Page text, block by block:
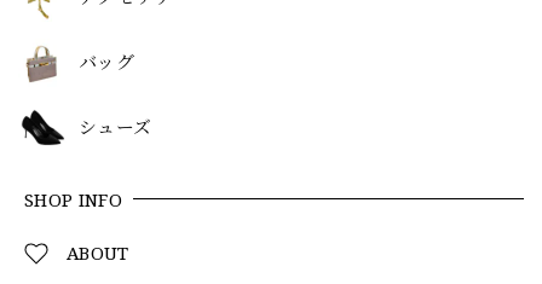
バッグ
シューズ
SHOP INFO
ABOUT